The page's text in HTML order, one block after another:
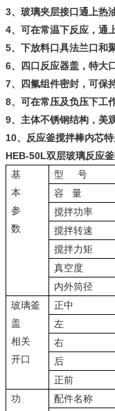
3、玻璃夹层接口通上热
4、可在常温下反应，通
5、下放料口具法兰口和
6、四口反应器盖，特大
7、四氟组件密封，可保
8、可在常压及负压下工
9、主体不锈钢结构，美
10、反应釜搅拌棒内芯
HEB-50L双层玻璃反应釜
基
本
参
数
型
号
容
量
搅拌功率
搅拌转速
搅拌力矩
真空度
内外筒径
玻璃釜
盖
相关
开口
正中
左
右
后
正前
功
配件名称